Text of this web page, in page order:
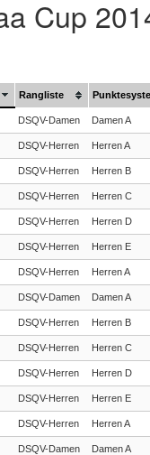
Cup
Rangliste
DSQV-Damen Damen A
DSQV-Herren Herren A
DSQV-Herren Herren B
DSQV-Herren Herren C
DSQV-Herren Herren D
DSQV-Herren Herren E
DSQV-Herren Herren A
DSQV-Damen Damen A
DSQV-Herren Herren B
DSQV-Herren Herren C
DSQV-Herren Herren D
DSQV-Herren Herren E
DSQV-Herren Herren A
DSQV-Damen Damen A